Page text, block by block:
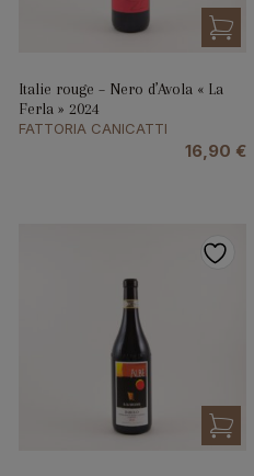
Italie rouge – Nero d’Avola « La
Ferla » 2024
FATTORIA CANICATTI
16,90 €